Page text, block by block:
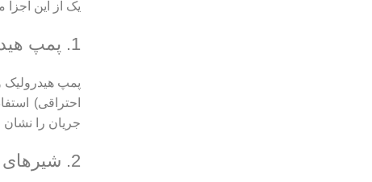
یک از این اجزا
1. پمپ هیدرولیک
پمپ هیدرولیک
احتراقی)
جریان را
2. شیرهای کنترل جریان